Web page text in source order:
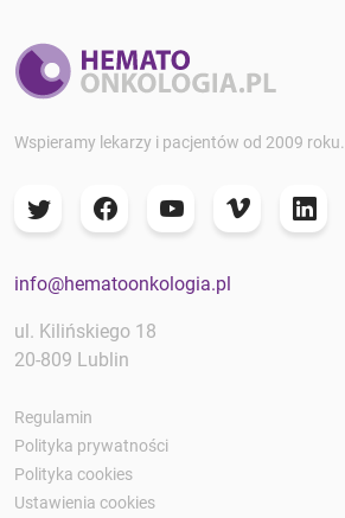
Wspieramy lekarzy i pacjentów od 2009 roku.
info@hematoonkologia.pl
ul. Kilińskiego 18
20-809 Lublin
Regulamin
Polityka prywatności
Polityka cookies
Ustawienia cookies